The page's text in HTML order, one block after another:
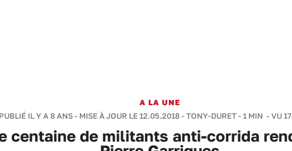
A LA UNE
PUBLIÉ IL Y A 8 ANS - MISE À JOUR LE 12.05.2018 -TONY-DURET-1 MIN - VU
centaine de militants anti-corrida